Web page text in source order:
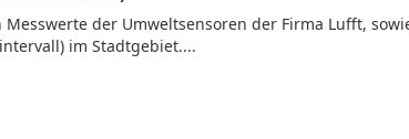
der Umweltsensoren der Firma Lufft,
im Stadtgebiet....